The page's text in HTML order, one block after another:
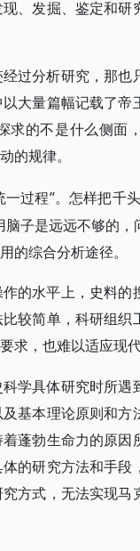
、发掘、鉴定和研
过分析研究，那也
大量篇幅记载了帝
求的不是什么侧面
的规律。
一过程”。怎样把千
子是远远不够的
的综合分析途径。
的水平上，史料的
较简单，科研组织
求，也难以适应现
学具体研究时所遇
基本理论原则和方
蓬勃生命力的原因
的研究方法和手段
方式，无法实现马